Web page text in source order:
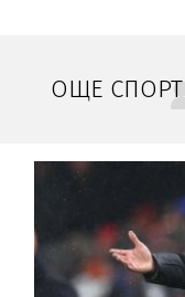
ОЩЕ СПОРТ